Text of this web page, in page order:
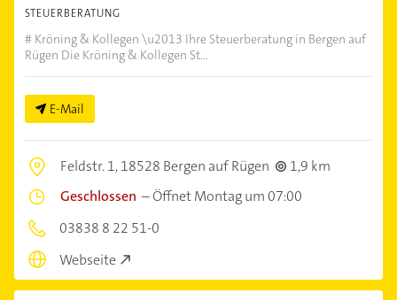
STEUERBERATUNG
# Kröning & Kollegen \u2013 Ihre Steuerberatung in Bergen auf
Rügen Die Kröning & Kollegen St...
E-Mail
Feldstr. 1,18528 Bergen auf Rügen
1,9 km
Geschlossen –Öffnet Montag um 07:00
03838 8 22 51-0
Webseite